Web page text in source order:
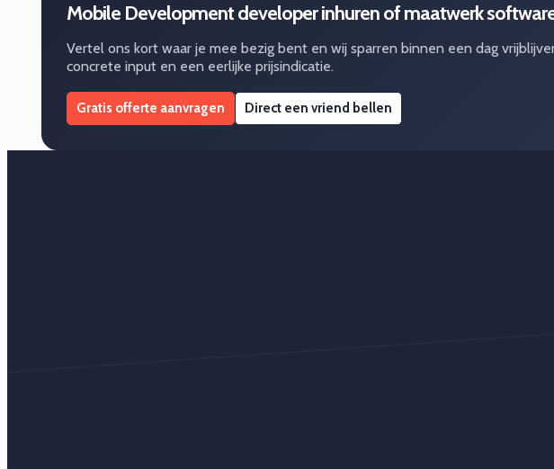
Mobile Development developer inhuren of maatwerk
Vertel ons kort waar je mee bezig bent en wij sparren binnen een dag
concrete input en een eerlijke prijsindicatie.
Gratis offerte aanvragen Direct een vriend bellen